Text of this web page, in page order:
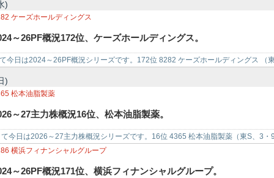
)
ケーズホールディングス
～26PF概況172位、ケーズホールディングス。
今日は2024～26PF概況シリーズです。172位 8282 ケーズホールディングス （
)
松本油脂製薬
～27主力株概況16位、松本油脂製薬。
て今日は2026～27主力株概況シリーズです。16位 4365 松本油脂製薬（東S、3
、界…
横浜フィナンシャルグループ
～26PF概況171位、横浜フィナンシャルグループ。